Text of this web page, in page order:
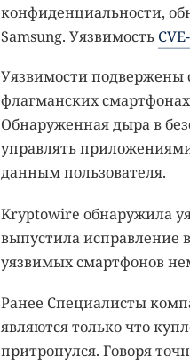
конфиденциальности,
Samsung. Уязвимость
Уязвимости подвержены
флагманских смартфонах
Обнаруженная дыра в
управлять
данным пользователя.
Kryptowire обнаружила
выпустила исправление
уязвимых смартфонов
Ранее Специалисты
являются только что
притронулся. Говоря